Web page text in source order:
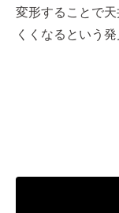
変形することで
くくなるという